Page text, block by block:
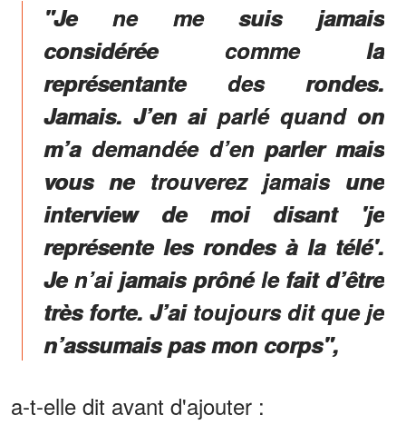
"Je ne me suis jamais
considérée comme la
représentante des rondes.
Jamais. J’en ai parlé quand on
m’a demandée d’en parler mais
vous ne trouverez jamais une
interview de moi disant 'je
représente les rondes à la télé'.
Je n’ai jamais prôné le fait d’être
très forte. J’ai toujours dit que je
n’assumais pas mon corps",
a-t-elle dit avant d'ajouter :